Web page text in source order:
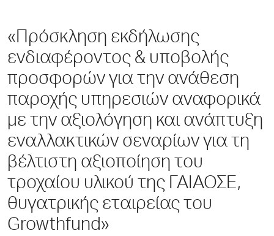
«Πρόσκληση εκδήλωσης
ενδιαφέροντος & υποβολής
προσφορών για την ανάθεση
παροχής υπηρεσιών αναφορικά
με την αξιολόγηση και ανάπτυξη
εναλλακτικών σεναρίων για τη
βέλτιστη αξιοποίηση του
τροχαίου υλικού της ΓΑΙΑΟΣΕ,
θυγατρικής εταιρείας του
Growthfund»